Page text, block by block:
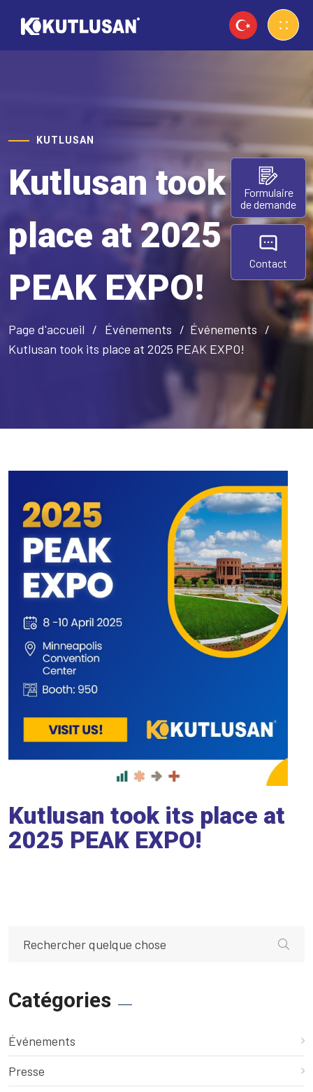
KUTLUSAN
Kutlusan took its
place at 2025
PEAK EXPO!
Page d'accueil Événements
Événements
Kutlusan took its place at 2025 PEAK EXPO!
Kutlusan took its place at
2025 PEAK EXPO!
Catégories
Événements
Presse
Formulaire
de demande
Contact